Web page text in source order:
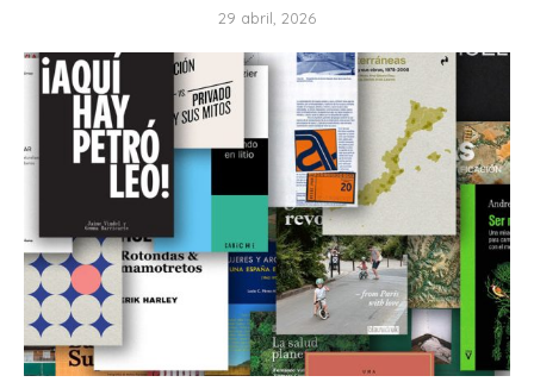
29 abril, 2026